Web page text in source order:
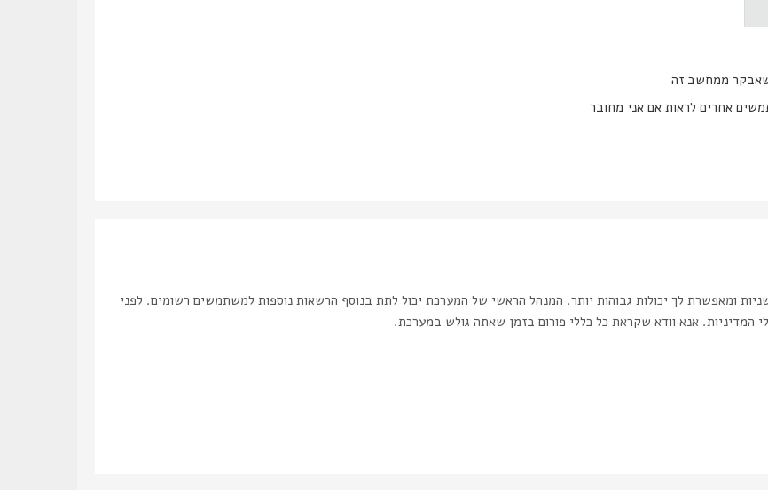
שאבקר ממחשב זה
אחרים לראות אם אני מחובר
ומאפשרת לך יכולות גבוהות יותר. המנהל הראשי של המערכת יכול לתת בנוסף הרשאות נוספות למשתמשים רשומים. לפני
אנא וודא שקראת כל כללי פורום בזמן שאתה גולש במערכת.